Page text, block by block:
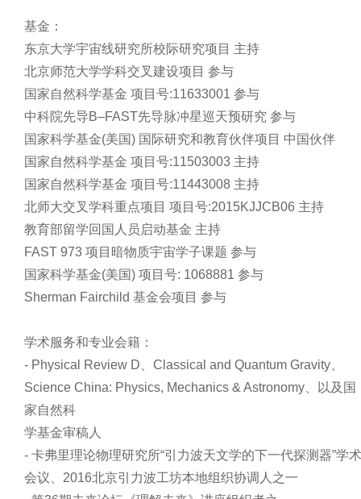
基金：
东京大学宇宙线研究所校际研究项目 主持
北京师范大学学科交叉建设项目 参与
国家自然科学基金 项目号:11633001 参与
中科院先导B–FAST先导脉冲星巡天预研究 参与
国家科学基金(美国) 国际研究和教育伙伴项目 中国伙伴
国家自然科学基金 项目号:11503003 主持
国家自然科学基金 项目号:11443008 主持
北师大交叉学科重点项目 项目号:2015KJJCB06 主持
教育部留学回国人员启动基金 主持
FAST 973 项目暗物质宇宙学子课题 参与
国家科学基金(美国) 项目号: 1068881 参与
Sherman Fairchild 基金会项目 参与
学术服务和专业会籍：
- Physical Review D、Classical and Quantum Gravity、
Science China: Physics, Mechanics & Astronomy、以及国
家自然科
学基金审稿人
- 卡弗里理论物理研究所“引力波天文学的下一代探测器”学术
会议、2016北京引力波工坊本地组织协调人之一